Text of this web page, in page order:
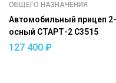
ОБЩЕГО НАЗНАЧЕНИЯ
Автомобильный прицеп
осный СТАРТ-2 С3515
127 400 ₽